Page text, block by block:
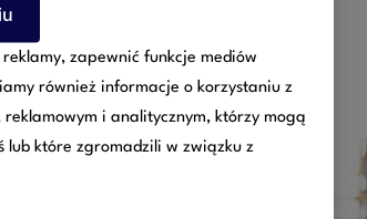
zapewnić funkcje mediów
również informacje o korzystaniu z
i analitycznym, którzy mogą
lub które zgromadzili w związku z